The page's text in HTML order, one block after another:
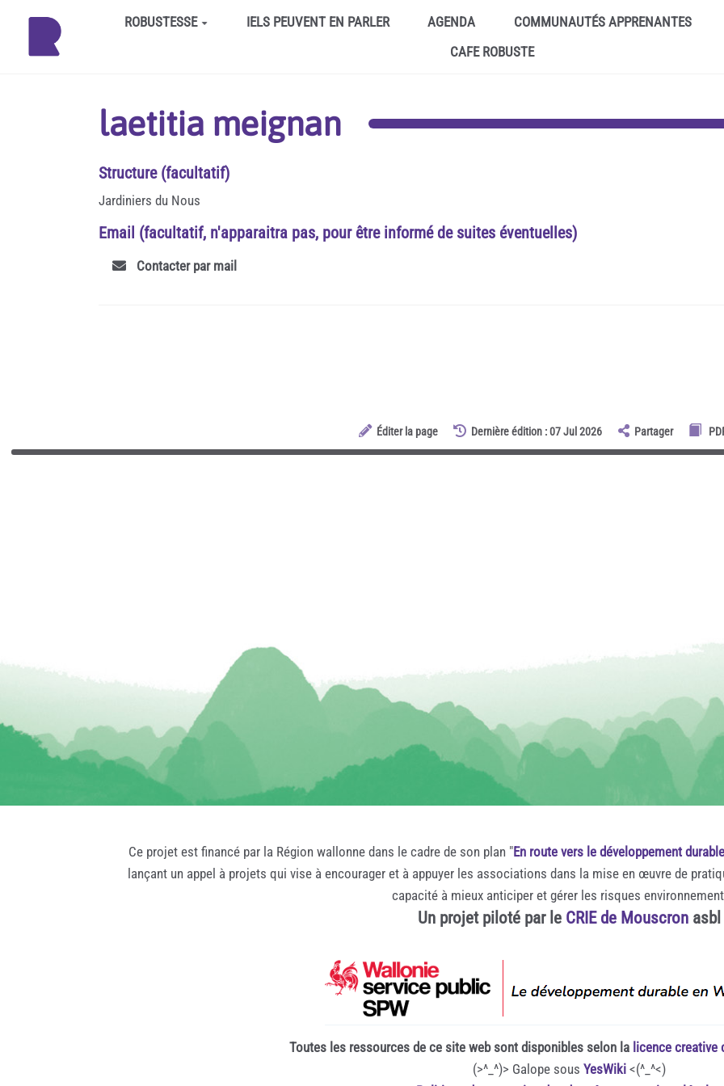
Aller au contenu principalROBUSTESSE IELS PEUVENT EN PARLER AGENDA
COMMUNAUTÉS APPRENANTES
CAFE ROBUSTE
laetitia meignan
Structure (facultatif)
Jardiniers du Nous
Email (facultatif, n'apparaitra pas, pour être informé de suites éventuelles)
Contacter par mail
Éditer la page Dernière édition : 07 Jul 2026 Partager
Ce projet est financé par la Région wallonne dans le cadre de son plan "En route vers le développement durable
lançant un appel à projets qui vise à encourager et à appuyer les associations dans la mise en œuvre de
capacité à mieux anticiper et gérer les risques
Un projet piloté par le CRIE de Mouscronasbl
Toutes les ressources de ce site web sont disponibles selon la licence creative
(>^_^)> Galope sous YesWiki<(^_^<)